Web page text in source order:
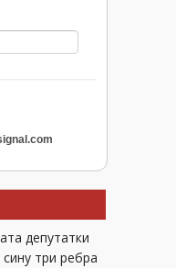
депутатки
три ребра